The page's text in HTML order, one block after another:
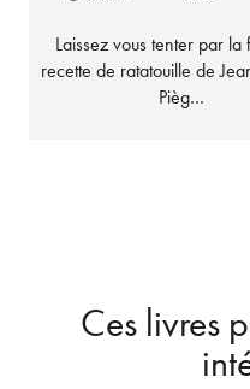
Laissez vous tenter par la
recette de ratatouille de
Pièg…
Ces livres